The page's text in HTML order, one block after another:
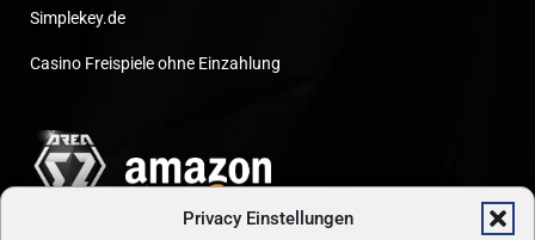
Privacy Einstellungen
Simplekey.de
Casino Freispiele ohne Einzahlung